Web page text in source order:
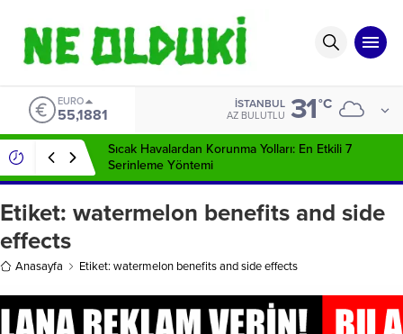
EURO
55,1881
İSTANBUL
AZ BULUTLU 31°C
Sıcak Havalardan Korunma Yolları: En Etkili 7
Serinleme Yöntemi
Etiket: watermelon benefits and side
effects
Anasayfa Etiket: watermelon benefits and side effects